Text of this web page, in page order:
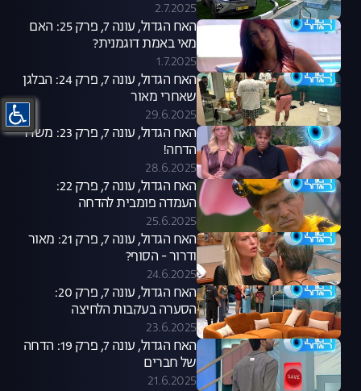
2.7.2025
האח הגדול, עונה 7, פרק 25: האם
מאי באמת דוגמנית?
1.7.2025
האח הגדול, עונה 7, פרק 24: הבלגן
שאחרי מאור
29.6.2025
האח הגדול, עונה 7, פרק 23: משדר
הדחה!
28.6.2025
האח הגדול, עונה 7, פרק 22:
העמדה פומבית להדחה
25.6.2025
האח הגדול, עונה 7, פרק 21: מאור
ודרור - הסוף?
24.6.2025
האח הגדול, עונה 7, פרק 20:
הסערה בעקבות הלחיצה
23.6.2025
האח הגדול, עונה 7, פרק 19: הדחה
של חברים
21.6.2025